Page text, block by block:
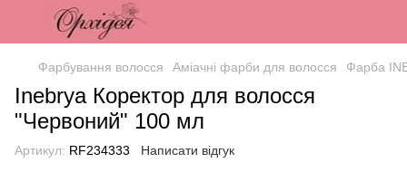
Фарбування волосся Аміачні фарби для волосся Фарба
Inebrya Коректор для волосся
"Червоний" 100 мл
Артикул: RF234333 Написати відгук